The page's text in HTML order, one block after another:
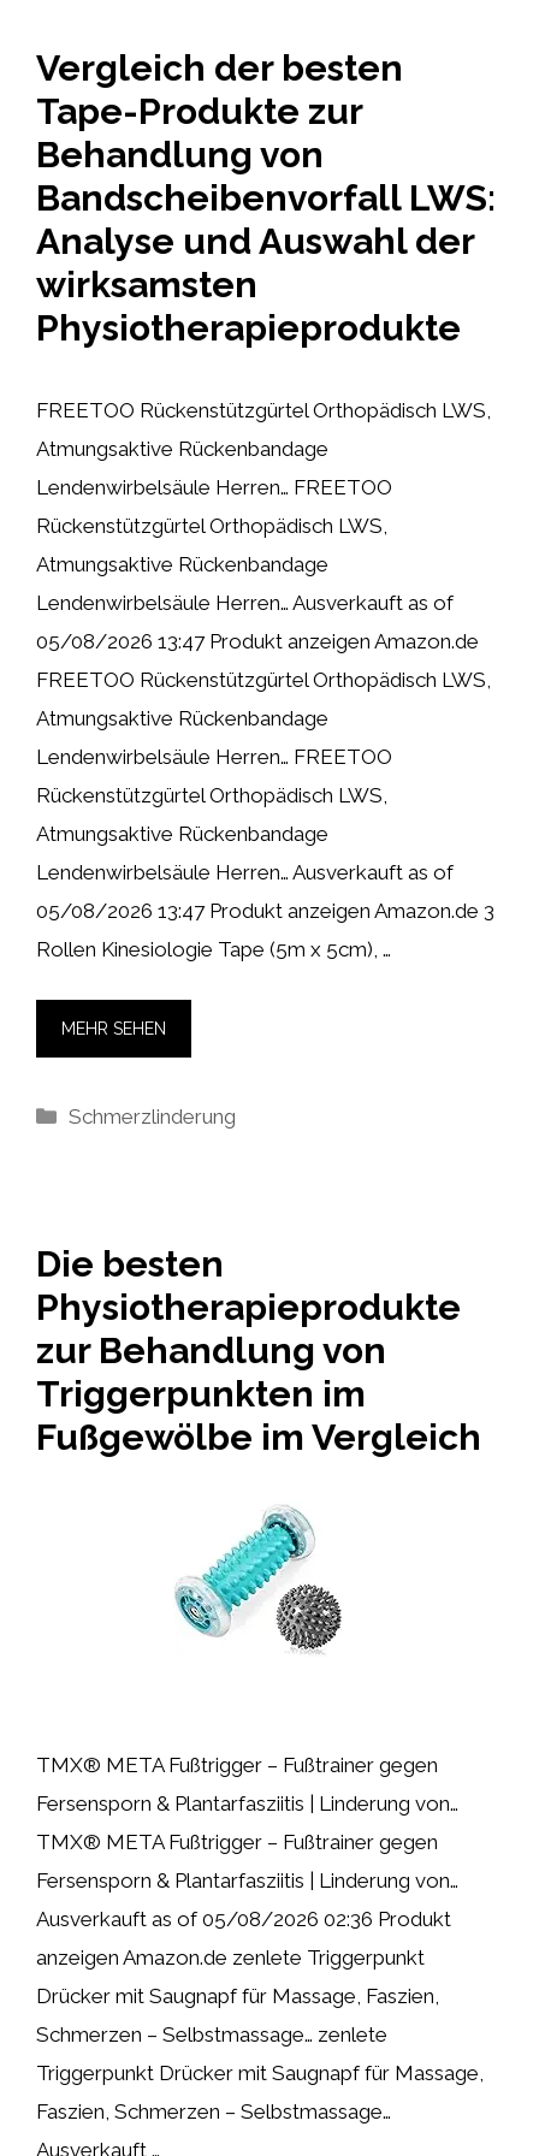
Vergleich der besten
Tape-Produkte zur
Behandlung von
Bandscheibenvorfall LWS:
Analyse und Auswahl der
wirksamsten
Physiotherapieprodukte
FREETOO Rückenstützgürtel Orthopädisch LWS,
Atmungsaktive Rückenbandage
Lendenwirbelsäule Herren… FREETOO
Rückenstützgürtel Orthopädisch LWS,
Atmungsaktive Rückenbandage
Lendenwirbelsäule Herren… Ausverkauft as of
05/08/2026 13:47 Produkt anzeigen Amazon.de
FREETOO Rückenstützgürtel Orthopädisch LWS,
Atmungsaktive Rückenbandage
Lendenwirbelsäule Herren… FREETOO
Rückenstützgürtel Orthopädisch LWS,
Atmungsaktive Rückenbandage
Lendenwirbelsäule Herren… Ausverkauft as of
05/08/2026 13:47 Produkt anzeigen Amazon.de 3
Rollen Kinesiologie Tape (5m x 5cm), …
MEHR SEHEN
Kategorien
Schmerzlinderung
Die besten
Physiotherapieprodukte
zur Behandlung von
Triggerpunkten im
Fußgewölbe im Vergleich
TMX® META Fußtrigger – Fußtrainer gegen
Fersensporn & Plantarfasziitis | Linderung von…
TMX® META Fußtrigger – Fußtrainer gegen
Fersensporn & Plantarfasziitis | Linderung von…
Ausverkauft as of 05/08/2026 02:36 Produkt
anzeigen Amazon.de zenlete Triggerpunkt
Drücker mit Saugnapf für Massage, Faszien,
Schmerzen – Selbstmassage… zenlete
Triggerpunkt Drücker mit Saugnapf für Massage,
Faszien, Schmerzen – Selbstmassage…
Ausverkauft …